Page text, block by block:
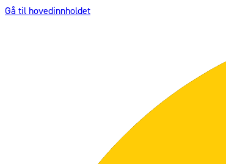
Gå til hovedinnholdet